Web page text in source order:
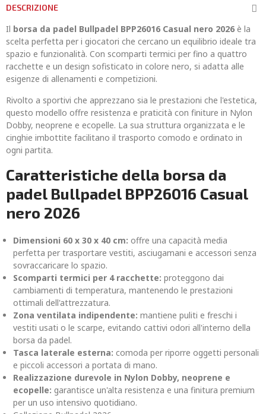
DESCRIZIONE
Il borsa da padel Bullpadel BPP26016 Casual nero 2026 è la
scelta perfetta per i giocatori che cercano un equilibrio ideale tra
spazio e funzionalità. Con scomparti termici per fino a quattro
racchette e un design sofisticato in colore nero, si adatta alle
esigenze di allenamenti e competizioni.
Rivolto a sportivi che apprezzano sia le prestazioni che l'estetica,
questo modello offre resistenza e praticità con finiture in Nylon
Dobby, neoprene e ecopelle. La sua struttura organizzata e le
cinghie imbottite facilitano il trasporto comodo e ordinato in
ogni partita.
Caratteristiche della borsa da
padel Bullpadel BPP26016 Casual
nero 2026
Dimensioni 60 x 30 x 40 cm: offre una capacità media
perfetta per trasportare vestiti, asciugamani e accessori senza
sovraccaricare lo spazio.
Scomparti termici per 4 racchette: proteggono dai
cambiamenti di temperatura, mantenendo le prestazioni
ottimali dell'attrezzatura.
Zona ventilata indipendente: mantiene puliti e freschi i
vestiti usati o le scarpe, evitando cattivi odori all'interno della
borsa da padel.
Tasca laterale esterna: comoda per riporre oggetti personali
e piccoli accessori a portata di mano.
Realizzazione durevole in Nylon Dobby, neoprene e
ecopelle: garantisce un'alta resistenza e una finitura premium
per un uso intensivo quotidiano.